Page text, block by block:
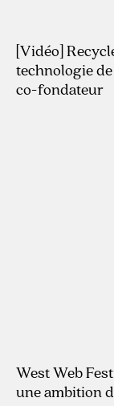
29.7.2026
[Vidéo]
technologie
co-fondateur
West Web
une ambition